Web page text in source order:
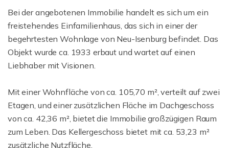
Bei der angebotenen Immobilie handelt es sich um ein
freistehendes Einfamilienhaus, das sich in einer der
begehrtesten Wohnlage von Neu-Isenburg befindet. Das
Objekt wurde ca. 1933 erbaut und wartet auf einen
Liebhaber mit Visionen.
Mit einer Wohnfläche von ca. 105,70 m², verteilt auf zwei
Etagen, und einer zusätzlichen Fläche im Dachgeschoss
von ca. 42,36 m², bietet die Immobilie großzügigen Raum
zum Leben. Das Kellergeschoss bietet mit ca. 53,23 m²
zusätzliche Nutzfläche.